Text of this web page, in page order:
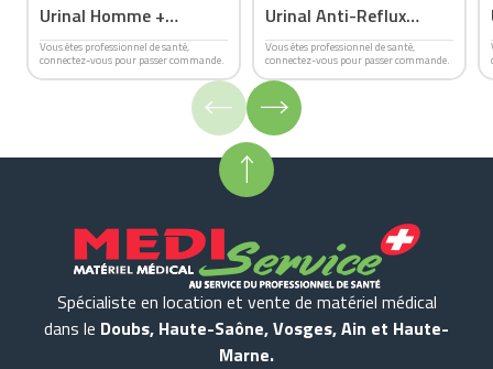
Urinal Homme +
bouchon
Vous êtes professionnel de santé,
connectez-vous pour passer commande.
Urinal Anti-Reflux
URSEC
Vous êtes professionnel de santé,
connectez-vous pour passer commande.
Spécialiste en location et vente de matériel médical
dans le Doubs, Haute-Saône, Vosges, Ain et Haute-
Marne.